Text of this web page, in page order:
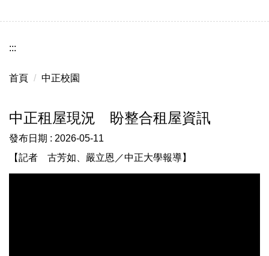
:::
首頁 中正校園
中正租屋現況 盼整合租屋資訊
發布日期 : 2026-05-11
【記者 古芳如、嚴立恩／中正大學報導】